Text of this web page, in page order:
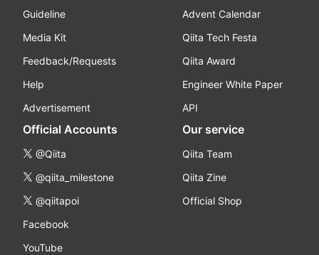
Guideline
Media Kit
Feedback/Requests
Help
Advertisement
Advent Calendar
Qiita Tech Festa
Qiita Award
Engineer White Paper
API
Official Accounts
@Qiita
@qiita_milestone
@qiitapoi
Facebook
YouTube
Our service
Qiita Team
Qiita Zine
Official Shop